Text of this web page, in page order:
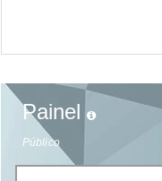
Painel
Público